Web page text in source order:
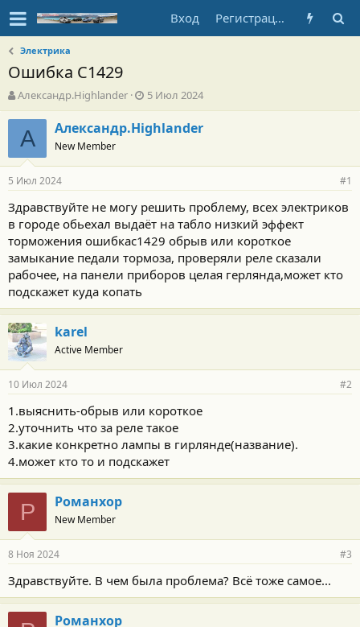
Вход Регистрация
Электрика
Ошибка C1429
А
в
т
о
т
е
м
ы
Александр.Highlander
Д
а
т
а
а
а
л
а
5 Июл 2024
А Александр.Highlander
New Member
5 Июл 2024 #1
Здравствуйте не могу решить проблему, всех электриков
в городе обьехал выдаёт на табло низкий эффект
торможения ошибкаc1429 обрыв или короткое
замыкание педали тормоза, проверяли реле сказали
рабочее, на панели приборов целая герлянда,может кто
подскажет куда копать
karel
Active Member
10 Июл 2024 #2
1.выяснить-обрыв или короткое
2.уточнить что за реле такое
3.какие конкретно лампы в гирлянде(название).
4.может кто то и подскажет
Р Романхор
New Member
8 Ноя 2024 #3
Здравствуйте. В чем была проблема? Всё тоже самое...
Романхор